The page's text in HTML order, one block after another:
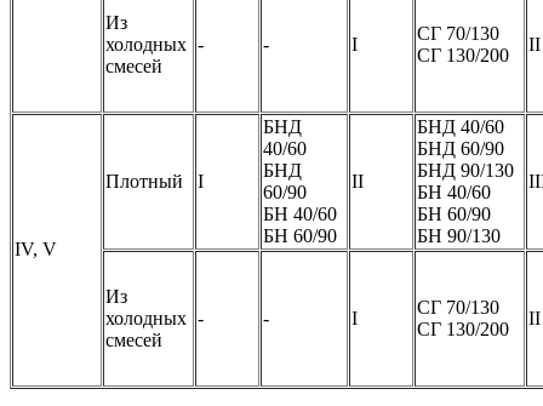
Из
холодных
смесей
- - I
СГ 70/130
СГ 130/200
II
IV, V
Плотный I
БНД
40/60
БНД
60/90
БН 40/60
БН 60/90
II
БНД 40/60
БНД 60/90
БНД 90/130
БН 40/60
БН 60/90
БН 90/130
Из
холодных
смесей
- - I
СГ 70/130
СГ 130/200
II